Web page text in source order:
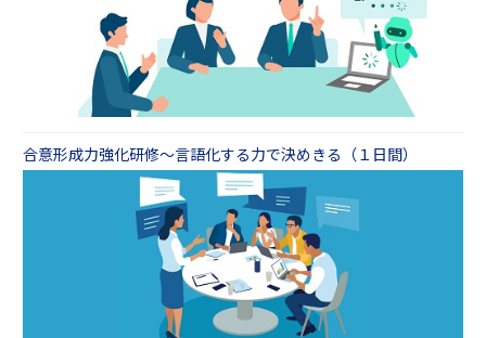
根回しによって円滑な合意形成を推進する「人
を動かすコミュニケーション研修～キーパーソ
ンへ働きかける編」
合意形成力強化研修～言語化する力で決めきる（１日間）